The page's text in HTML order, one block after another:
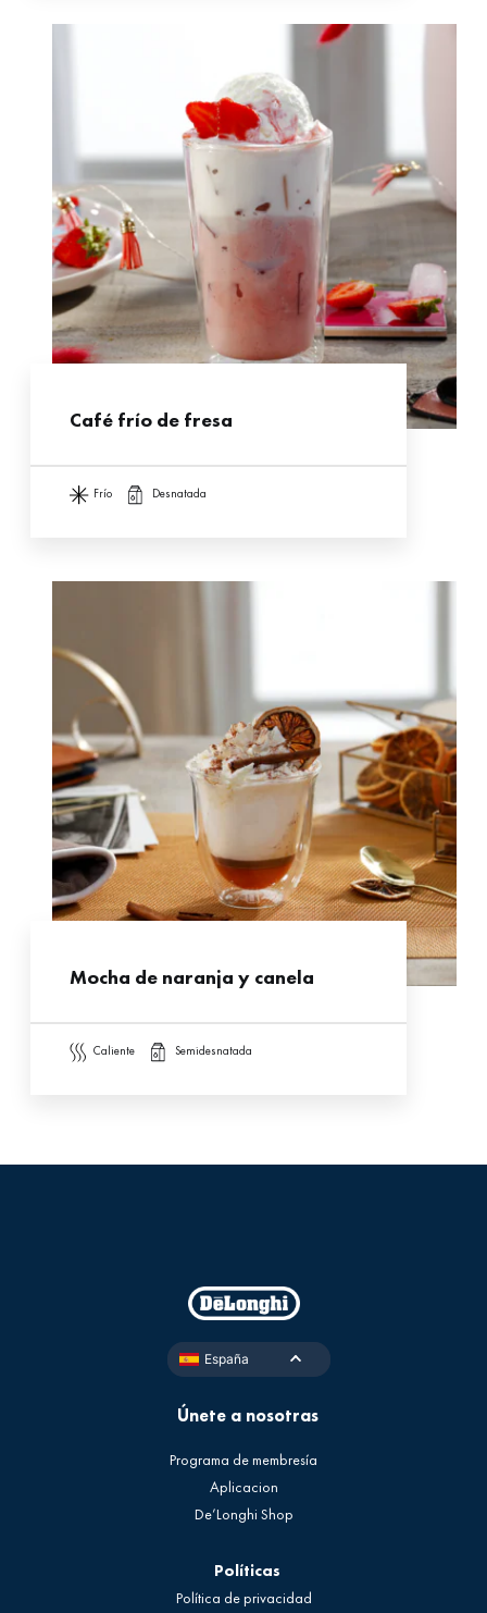
Café frío de fresa
frío desnatada
Mocha de naranja y canela
caliente semidesnatada
España
Únete a nosotras
Programa de membresía
Aplicacion
De’Longhi Shop
Políticas
Política de privacidad